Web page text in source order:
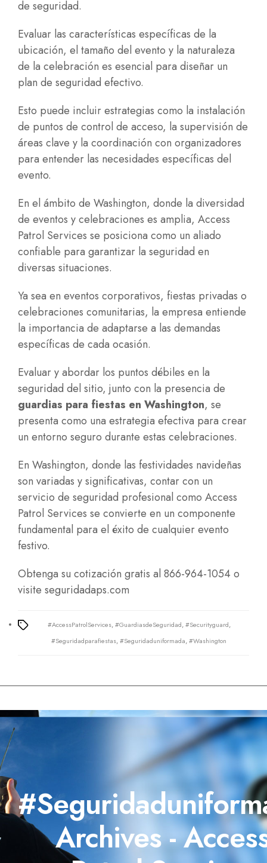
de seguridad.
Evaluar las características específicas de la
ubicación, el tamaño del evento y la naturaleza
de la celebración es esencial para diseñar un
plan de seguridad efectivo.
Esto puede incluir estrategias como la instalación
de puntos de control de acceso, la supervisión de
áreas clave y la coordinación con organizadores
para entender las necesidades específicas del
evento.
En el ámbito de Washington, donde la diversidad
de eventos y celebraciones es amplia, Access
Patrol Services se posiciona como un aliado
confiable para garantizar la seguridad en
diversas situaciones.
Ya sea en eventos corporativos, fiestas privadas o
celebraciones comunitarias, la empresa entiende
la importancia de adaptarse a las demandas
específicas de cada ocasión.
Evaluar y abordar los puntos débiles en la
seguridad del sitio, junto con la presencia de
guardias para fiestas en Washington, se
presenta como una estrategia efectiva para crear
un entorno seguro durante estas celebraciones.
En Washington, donde las festividades navideñas
son variadas y significativas, contar con un
servicio de seguridad profesional como Access
Patrol Services se convierte en un componente
fundamental para el éxito de cualquier evento
festivo.
Obtenga su cotización gratis al 866-964-1054 o
visite seguridadaps.com
Tags
#AccessPatrolServices,#GuardiasdeSeguridad,#Securityguard,
#Seguridadparafiestas,#Seguridaduniformada,#Washington
Archives -